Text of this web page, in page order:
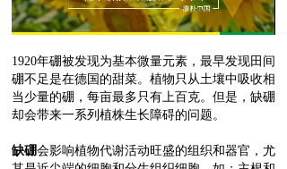
1920年硼被发现为基本微量元素，最早发现田间
硼不足是在德国的甜菜。植物只从土壤中吸收相
当少量的硼，每亩最多只有上百克。但是，缺硼
却会带来一系列植株生长障碍的问题。
缺硼会影响植物代谢活动旺盛的组织和器官，尤